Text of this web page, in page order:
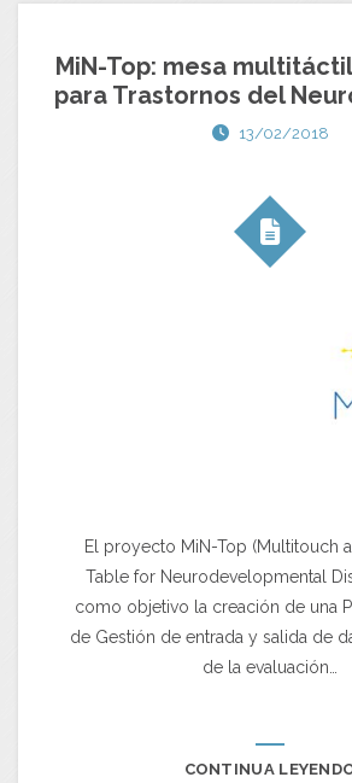
MiN-Top: mesa
para Trastornos del
13/02/2018
El proyecto MiN-Top (Multitouch
Table for Neurodevelopmental
como objetivo la creación de una
de Gestión de entrada y salida de
de la evaluación…
CONTINUA